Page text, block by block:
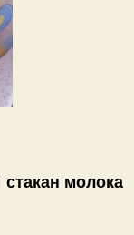
стакан молока